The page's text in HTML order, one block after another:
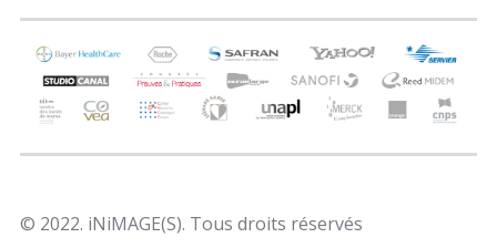
© 2022. iNiMAGE(S). Tous droits réservés